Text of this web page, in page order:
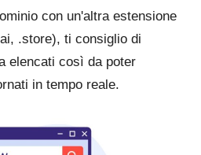
con un'altra estensione
.store), ti consiglio di
elencati così da poter
in tempo reale.